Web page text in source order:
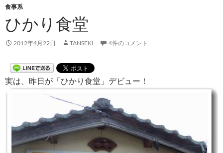
食事系
ひかり食堂
2012年4月22日 TANSEKI 4件のコメント
実は、昨日が「ひかり食堂」デビュー！